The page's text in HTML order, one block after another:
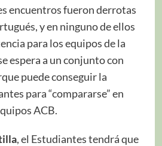
encuentros fueron derrotas
y en ninguno de ellos
para los equipos de la
espera a un conjunto con
puede conseguir la
para “compararse” en
ACB.
, el Estudiantes tendrá que